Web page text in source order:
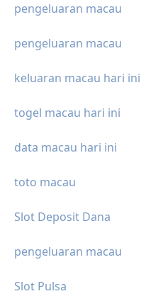
pengeluaran macau
pengeluaran macau
keluaran macau hari ini
togel macau hari ini
data macau hari ini
toto macau
Slot Deposit Dana
pengeluaran macau
Slot Pulsa